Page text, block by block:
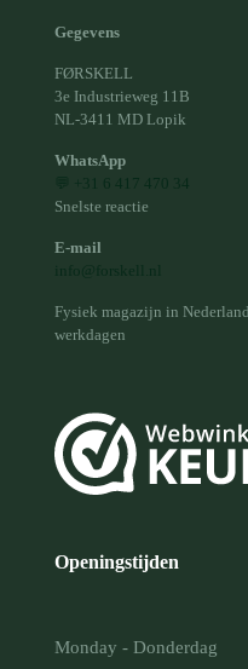
Gegevens
FØRSKELL
3e Industrieweg 11B
NL-3411 MD Lopik
WhatsApp
💬 +31 6 417 470 34
Snelste reactie
E-mail
info@forskell.nl
Fysiek magazijn in
werkdagen
Openingstijden
Monday - Donderdag